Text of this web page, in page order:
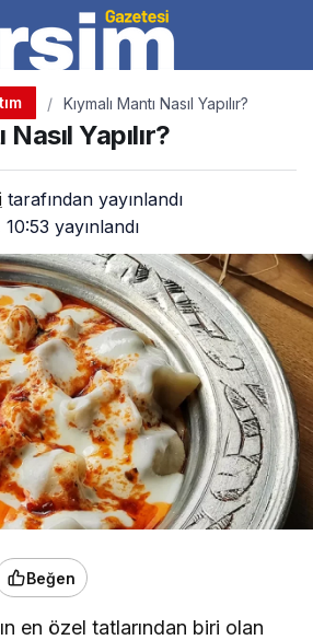
Kıymalı Mantı Nasıl Yapılır?
Nasıl Yapılır?
tarafından yayınlandı
yayınlandı
Beğen
en özel tatlarından biri olan